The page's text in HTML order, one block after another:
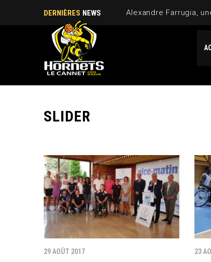
DERNIÈRES NEWS Alexandre Farrugia,
SLIDER
29 AOÛT 2017 23